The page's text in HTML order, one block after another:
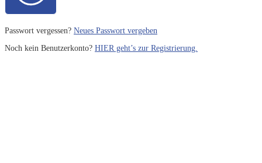
Passwort vergessen? Neues Passwort vergeben
Noch kein Benutzerkonto? HIER geht’s zur Registrierung.